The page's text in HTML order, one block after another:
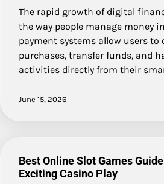
The rapid growth of digital
the way people manage money
payment systems allow users to
purchases, transfer funds, and
activities directly from their
June 15, 2026
Best Online Slot Games
Exciting Casino Play